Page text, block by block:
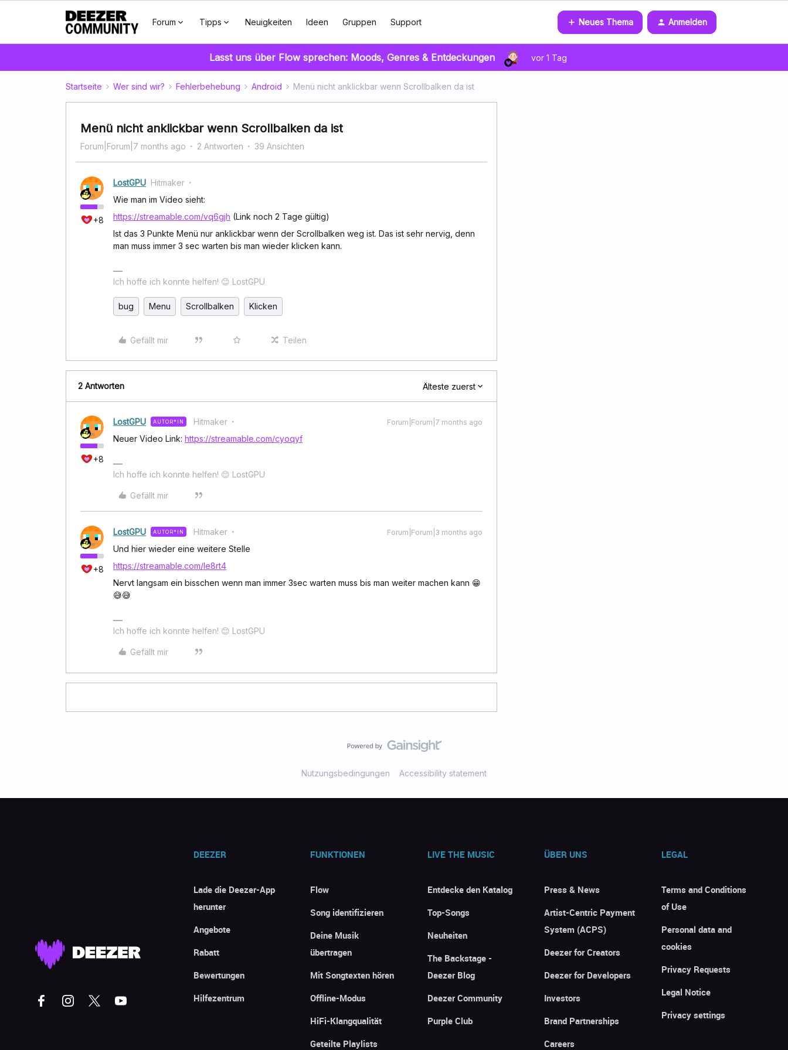
Forum Tipps Neuigkeiten Ideen Gruppen Support Neues Thema Anmelden
Lasst uns über Flow sprechen: Moods, Genres & Entdeckungen vor 1 Tag
Startseite Wer sind wir? Fehlerbehebung Android Menü nicht anklickbar wenn Scrollbalken da ist
Menü nicht anklickbar wenn Scrollbalken da ist
Forum|Forum|7 months ago 2 Antworten 39 Ansichten
+8
LostGPU Hitmaker
Wie man im Video sieht:
https://streamable.com/vq6gjh (Link noch 2 Tage gültig)
Ist das 3 Punkte Menü nur anklickbar wenn der Scrollbalken weg ist. Das ist sehr nervig, denn
man muss immer 3 sec warten bis man wieder klicken kann.
Ich hoffe ich konnte helfen! 😊 LostGPU
bug Menu Scrollbalken Klicken
Gefällt mir Teilen
2 Antworten Älteste zuerst
+8
LostGPU AUTOR*IN Hitmaker Forum|Forum|7 months ago
Neuer Video Link: https://streamable.com/cyoqyf
Ich hoffe ich konnte helfen! 😊 LostGPU
Gefällt mir
+8
LostGPU AUTOR*IN Hitmaker Forum|Forum|3 months ago
Und hier wieder eine weitere Stelle
https://streamable.com/le8rt4
Nervt langsam ein bisschen wenn man immer 3sec warten muss bis man weiter machen kann 😁
😅😅
Ich hoffe ich konnte helfen! 😊 LostGPU
Gefällt mir
Nutzungsbedingungen Accessibility statement
DEEZER
Lade die Deezer-App
herunter
Angebote
Rabatt
Bewertungen
Hilfezentrum
FUNKTIONEN
Flow
Song identifizieren
Deine Musik
übertragen
Mit Songtexten hören
Offline-Modus
HiFi-Klangqualität
Geteilte Playlists
LIVE THE MUSIC
Entdecke den Katalog
Top-Songs
Neuheiten
The Backstage -
Deezer Blog
Deezer Community
Purple Club
ÜBER UNS
Press & News
Artist-Centric Payment
System (ACPS)
Deezer for Creators
Deezer for Developers
Investors
Brand Partnerships
Careers
LEGAL
Terms and Conditions
of Use
Personal data and
cookies
Privacy Requests
Legal Notice
Privacy settings